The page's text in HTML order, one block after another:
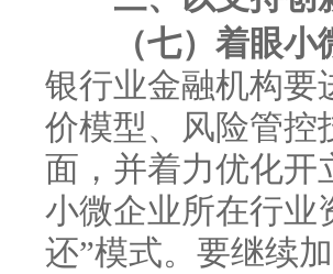
（七）着眼
银行业金融机构要
价模型、风险管控
面，并着力优化开
小微企业所在行业
还”模式。要继续